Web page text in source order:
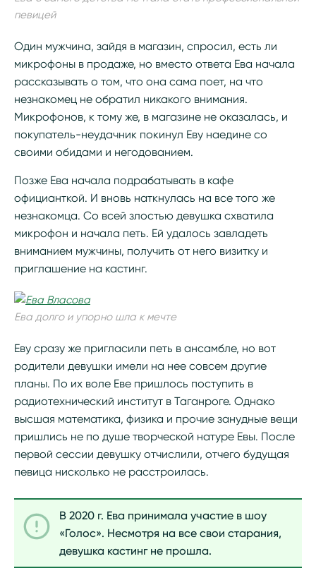
певицей
Один мужчина, зайдя в магазин, спросил, есть ли
микрофоны в продаже, но вместо ответа Ева начала
рассказывать о том, что она сама поет, на что
незнакомец не обратил никакого внимания.
Микрофонов, к тому же, в магазине не оказалась, и
покупатель-неудачник покинул Еву наедине со
своими обидами и негодованием.
Позже Ева начала подрабатывать в кафе
официанткой. И вновь наткнулась на все того же
незнакомца. Со всей злостью девушка схватила
микрофон и начала петь. Ей удалось завладеть
вниманием мужчины, получить от него визитку и
приглашение на кастинг.
Ева долго и упорно шла к мечте
Еву сразу же пригласили петь в ансамбле, но вот
родители девушки имели на нее совсем другие
планы. По их воле Еве пришлось поступить в
радиотехнический институт в Таганроге. Однако
высшая математика, физика и прочие занудные вещи
пришлись не по душе творческой натуре Евы. После
первой сессии девушку отчислили, отчего будущая
певица нисколько не расстроилась.
В 2020 г. Ева принимала участие в шоу
«Голос». Несмотря на все свои старания,
девушка кастинг не прошла.